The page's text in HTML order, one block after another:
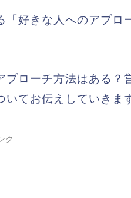
「好きな人へのアプロ
ローチ方法はある？
てお伝えしていきま
ク